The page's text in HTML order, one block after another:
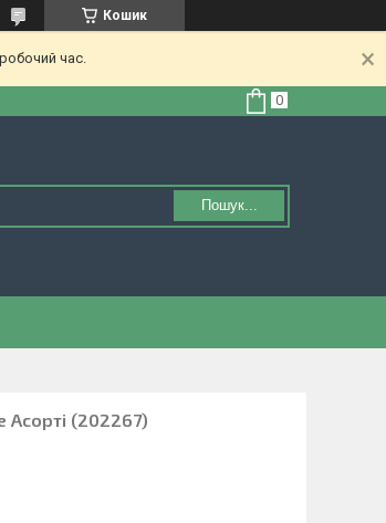
Кошик
час.
Пошук...
Асорті (202267)